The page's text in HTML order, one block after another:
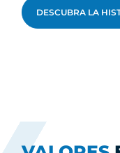
DESCUBRA LA